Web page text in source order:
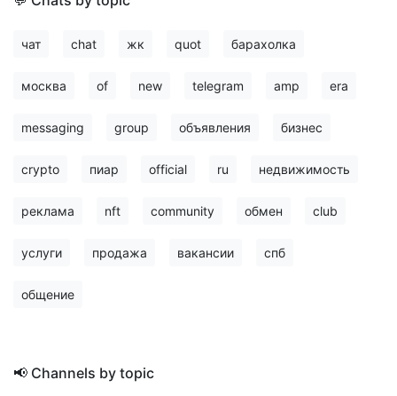
чат chat жк quot барахолка
москва of new telegram amp era
messaging group объявления бизнес
crypto пиар official ru недвижимость
реклама nft community обмен club
услуги продажа вакансии спб
общение
📢 Channels by topic